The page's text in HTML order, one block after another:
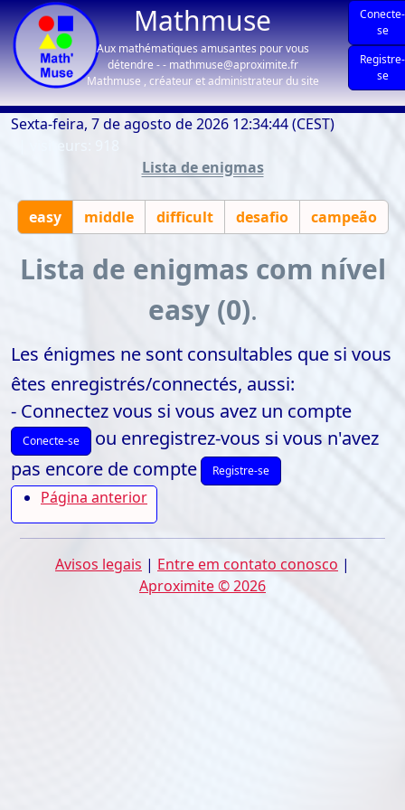
Mathmuse
Aux mathématiques amusantes pour vous
détendre - - mathmuse@aproximite.fr
Mathmuse , créateur et administrateur du site
Conecte-
se
Registre-
se
Sexta-feira, 7 de agosto de 2026 12:34:44 (CEST)
Lista de enigmas
easy middle difficult desafio campeão
Lista de enigmas com nível
easy (0).
Les énigmes ne sont consultables que si vous
êtes enregistrés/connectés, aussi:
- Connectez vous si vous avez un compte
Conecte-se
ou enregistrez-vous si vous n'avez
pas encore de compte
Registre-se
Página anterior
Avisos legais | Entre em contato conosco |
Aproximite © 2026